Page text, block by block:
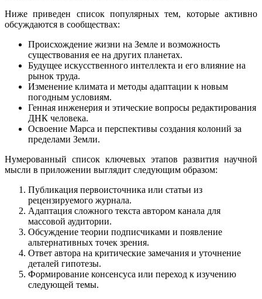
Ниже приведен список популярных тем, которые активно
обсуждаются в сообществах:
Происхождение жизни на Земле и возможность
существования ее на других планетах.
Будущее искусственного интеллекта и его влияние на
рынок труда.
Изменение климата и методы адаптации к новым
погодным условиям.
Генная инженерия и этические вопросы редактирования
ДНК человека.
Освоение Марса и перспективы создания колоний за
пределами Земли.
Нумерованный список ключевых этапов развития научной
мысли в приложении выглядит следующим образом:
Публикация первоисточника или статьи из
рецензируемого журнала.
Адаптация сложного текста автором канала для
массовой аудитории.
Обсуждение теории подписчиками и появление
альтернативных точек зрения.
Ответ автора на критические замечания и уточнение
деталей гипотезы.
Формирование консенсуса или переход к изучению
следующей темы.